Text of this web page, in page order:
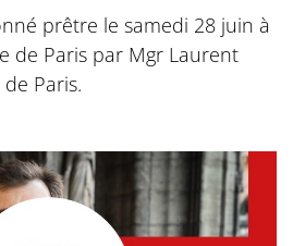
prêtre le samedi 28 juin à
de Paris par Mgr Laurent
Paris.